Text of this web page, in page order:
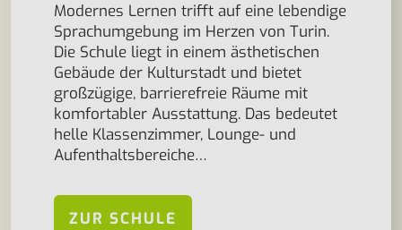
Modernes Lernen trifft auf eine lebendige
Sprachumgebung im Herzen von Turin.
Die Schule liegt in einem ästhetischen
Gebäude der Kulturstadt und bietet
großzügige, barrierefreie Räume mit
komfortabler Ausstattung. Das bedeutet
helle Klassenzimmer, Lounge- und
Aufenthaltsbereiche…
ZUR SCHULE